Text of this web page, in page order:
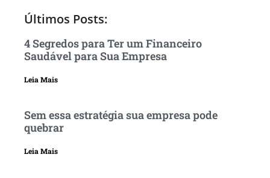
Últimos Posts:
4 Segredos para Ter um Financeiro
Saudável para Sua Empresa
Leia Mais
Sem essa estratégia sua empresa pode
quebrar
Leia Mais